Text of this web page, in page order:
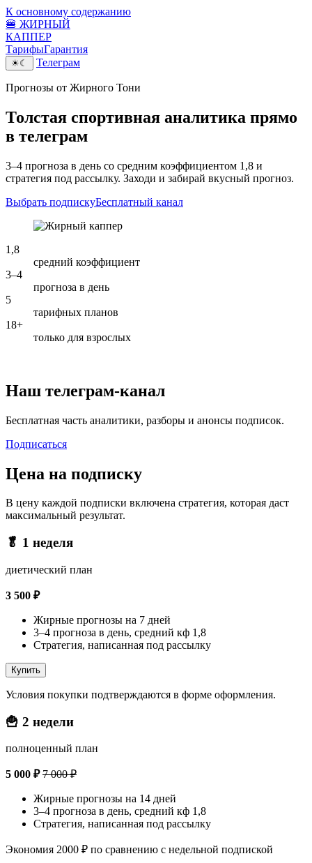
К основному содержанию
🍔 ЖИРНЫЙ
КАППЕР
ТарифыГарантия
☀☾ Телеграм
Прогнозы от Жирного Тони
Толстая спортивная аналитика прямо
в телеграм
3–4 прогноза в день со средним коэффициентом 1,8 и
стратегия под рассылку. Заходи и забирай вкусный прогноз.
Выбрать подпискуБесплатный канал
1,8
средний коэффициент
3–4
прогноза в день
5
тарифных планов
18+
только для взрослых
Наш телеграм-канал
Бесплатная часть аналитики, разборы и анонсы подписок.
Подписаться
Цена на подписку
В цену каждой подписки включена стратегия, которая даст
максимальный результат.
🥬 1 неделя
диетический план
3 500 ₽
Жирные прогнозы на 7 дней
3–4 прогноза в день, средний кф 1,8
Стратегия, написанная под рассылку
Купить
Условия покупки подтверждаются в форме оформления.
🍟 2 недели
полноценный план
5 000 ₽ 7 000 ₽
Жирные прогнозы на 14 дней
3–4 прогноза в день, средний кф 1,8
Стратегия, написанная под рассылку
Экономия 2000 ₽ по сравнению с недельной подпиской